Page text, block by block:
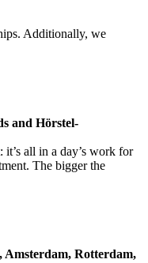
Additionally, we
and Hörstel-
all in a day’s work for
The bigger the
Amsterdam, Rotterdam,